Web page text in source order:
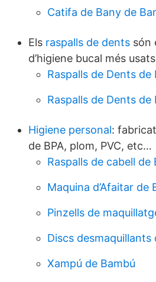
Catifa de Bany de
Els raspalls de dents són
d’higiene bucal més
Raspalls de Dents
Raspalls de Dents
Higiene personal:
de BPA, plom, PVC, etc…
Raspalls de cabell de
Maquina d’Afaitar de
Pinzells de
Discs desmaquillants
Xampú de Bambú